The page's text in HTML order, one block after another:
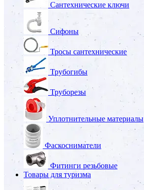
Сантехнические ключи
Сифоны
Тросы сантехнические
Трубогибы
Труборезы
Уплотнительные материалы
Фаскосниматели
Фитинги резьбовые
Товары для туризма